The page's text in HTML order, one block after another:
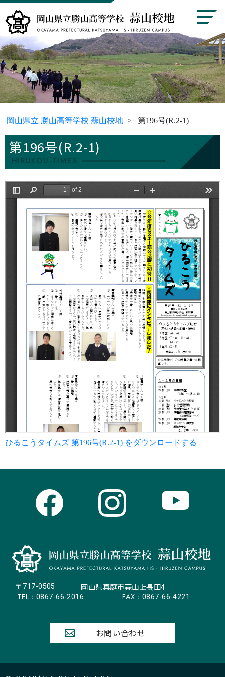
岡山県立 勝山高等学校 蒜山校地 第196号(R.2-1)
第196号(R.2-1)
HIRUKOU-TIMES
ひるこうタイムズ 第196号(R.2-1) をダウンロードする
〒717-0505 岡山県真庭市蒜山上長田4
TEL： 0867-66-2016 FAX： 0867-66-4221
お問い合わせ